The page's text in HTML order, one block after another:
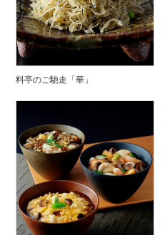
料亭のご馳走「華」